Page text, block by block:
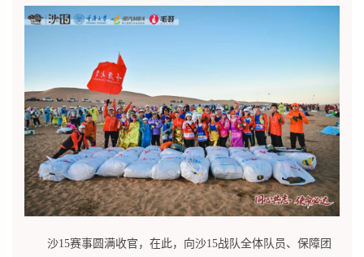
沙15赛事圆满收官，在此，向沙15战队全体队员、保障团